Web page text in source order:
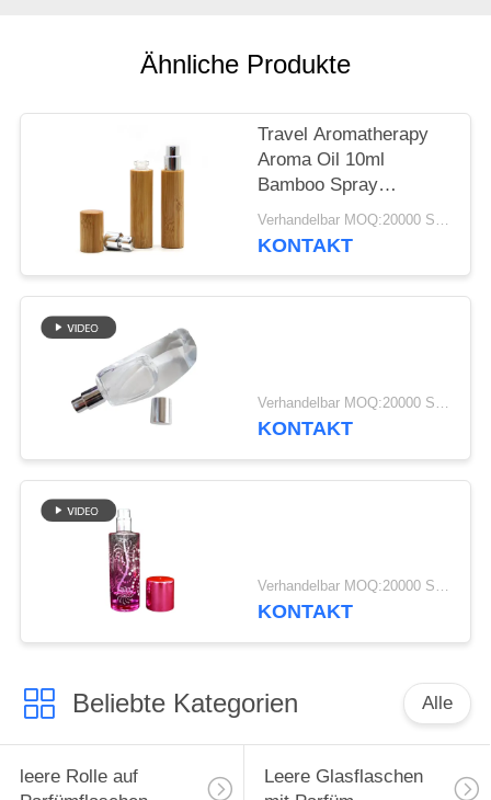
ANGEBOT
ANFORDERN
SITEMAP
PRIVACY
POLICY
Ähnliche Produkte
Travel Aromatherapy
Aroma Oil 10ml
Bamboo Spray
Perfume Bottle With
Screw Spray Cap
Verhandelbar MOQ:20000 Stück
KONTAKT
Verhandelbar MOQ:20000 Stück
KONTAKT
Verhandelbar MOQ:20000 Stück
KONTAKT
Beliebte Kategorien Alle
leere Rolle auf
Leere Glasflaschen